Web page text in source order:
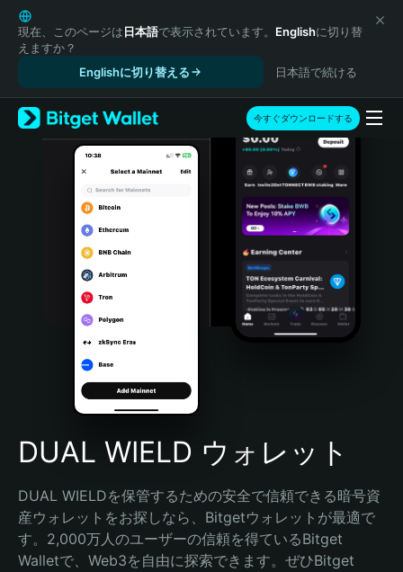
English
日本語
Tiếng Việt
Español (Latinoamérica)
Türkçe
Italiano
Português (Portugal)
Bahasa Indonesia
Português (Brasil)
Español (Argentina)
現在、このページは日本語で表示されています。 Englishに切り替
えますか？
Englishに切り替える
日本語で続ける
今すぐダウンロードする
DUAL WIELD ウォレット
DUAL WIELDを保管するための安全で信頼できる暗号資
産ウォレットをお探しなら、Bitgetウォレットが最適で
す。2,000万人のユーザーの信頼を得ているBitget
Walletで、Web3を自由に探索できます。ぜひBitget